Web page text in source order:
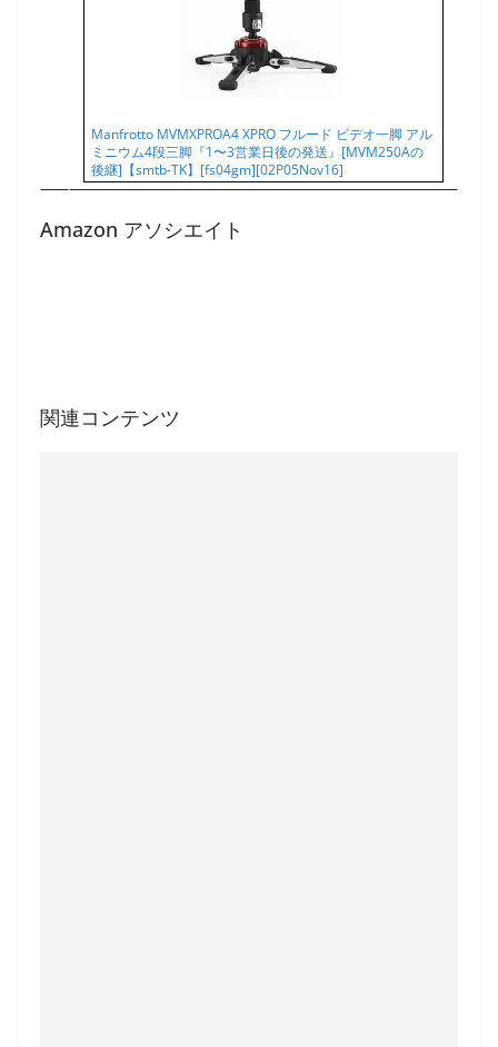
Manfrotto MVMXPROA4 XPRO フルード ビデオ一脚 アル
ミニウム4段三脚『1〜3営業日後の発送』[MVM250Aの
後継]【smtb-TK】[fs04gm][02P05Nov16]
Amazon アソシエイト
関連コンテンツ